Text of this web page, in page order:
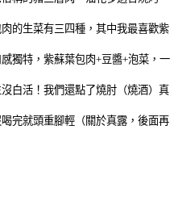
的生菜有三四種，其中我最喜歡紫
獨特，紫蘇葉包肉+豆醬+泡菜，一
白活！我們還點了燒肘（燒酒）真
完就頭重腳輕（關於真露，後面再